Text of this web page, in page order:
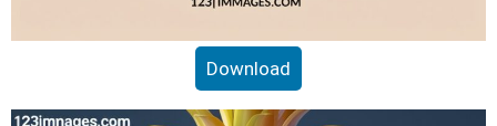
Download